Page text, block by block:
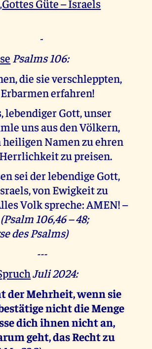
Gottes Güte – Israels
-
Psalms 106:
die sie verschleppten,
erfahren!
lebendiger Gott, unser
uns aus den Völkern,
Namen zu ehren
zu preisen.
sei der lebendige Gott,
von Ewigkeit zu
Volk spreche: AMEN! –
(Psalm 106,46 – 48;
des Psalms)
---
Juli 2024:
der Mehrheit, wenn sie
nicht die Menge
dich ihnen nicht an,
geht, das Recht zu